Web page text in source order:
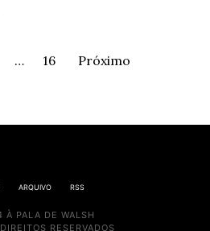
… 16 Próximo
ARQUIVO RSS
PALA DE WALSH
RESERVADOS